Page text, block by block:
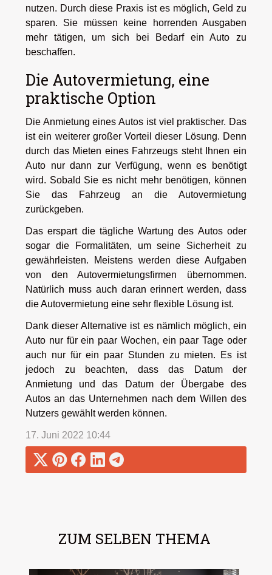
nutzen. Durch diese Praxis ist es möglich, Geld zu
sparen. Sie müssen keine horrenden Ausgaben
mehr tätigen, um sich bei Bedarf ein Auto zu
beschaffen.
Die Autovermietung, eine
praktische Option
Die Anmietung eines Autos ist viel praktischer. Das
ist ein weiterer großer Vorteil dieser Lösung. Denn
durch das Mieten eines Fahrzeugs steht Ihnen ein
Auto nur dann zur Verfügung, wenn es benötigt
wird. Sobald Sie es nicht mehr benötigen, können
Sie das Fahrzeug an die Autovermietung
zurückgeben.
Das erspart die tägliche Wartung des Autos oder
sogar die Formalitäten, um seine Sicherheit zu
gewährleisten. Meistens werden diese Aufgaben
von den Autovermietungsfirmen übernommen.
Natürlich muss auch daran erinnert werden, dass
die Autovermietung eine sehr flexible Lösung ist.
Dank dieser Alternative ist es nämlich möglich, ein
Auto nur für ein paar Wochen, ein paar Tage oder
auch nur für ein paar Stunden zu mieten. Es ist
jedoch zu beachten, dass das Datum der
Anmietung und das Datum der Übergabe des
Autos an das Unternehmen nach dem Willen des
Nutzers gewählt werden können.
17. Juni 2022 10:44
ZUM SELBEN THEMA